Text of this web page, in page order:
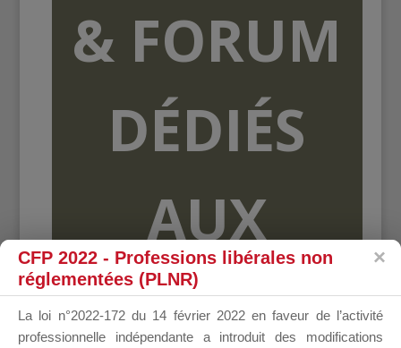
& FORUM
DÉDIÉS
AUX
CFP 2022 - Professions libérales non
réglementées (PLNR)
La loi n°2022-172 du 14 février 2022 en faveur de l’activité
professionnelle indépendante a introduit des modifications